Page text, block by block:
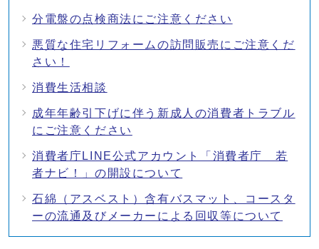
分電盤の点検商法にご注意ください
悪質な住宅リフォームの訪問販売にご注意くだ
さい！
消費生活相談
成年年齢引下げに伴う新成人の消費者トラブル
にご注意ください
消費者庁LINE公式アカウント「消費者庁 若
者ナビ！」の開設について
石綿（アスベスト）含有バスマット、コースタ
ーの流通及びメーカーによる回収等について